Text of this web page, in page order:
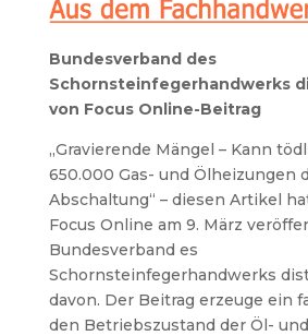
Bundesverband des
Schornsteinfegerhandwerks
von Focus Online-Beitrag
„Gravierende Mängel – Kann
650.000 Gas- und Ölheizungen
Abschaltung“ – diesen Artikel
Focus Online am 9. März
Bundesverband es
Schornsteinfegerhandwerks
davon. Der Beitrag erzeuge ein
den Betriebszustand der Öl- und